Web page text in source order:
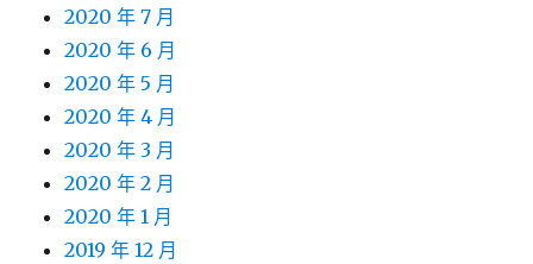
2020 年 7 月
2020 年 6 月
2020 年 5 月
2020 年 4 月
2020 年 3 月
2020 年 2 月
2020 年 1 月
2019 年 12 月